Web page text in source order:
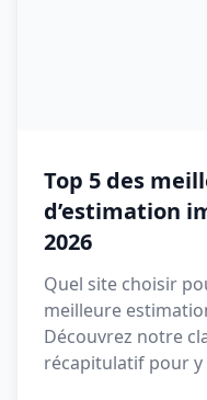
Top 5 des
d’estimation
2026
Quel site choisir
meilleure
Découvrez notre
récapitulatif pour y